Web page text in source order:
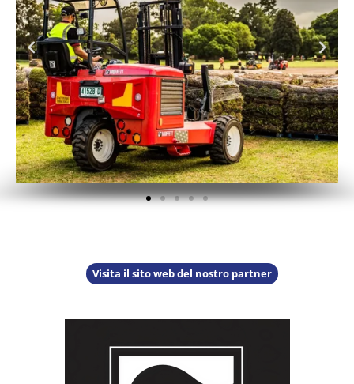
Visita il sito web del nostro partner